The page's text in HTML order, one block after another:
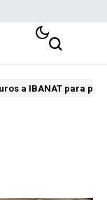
a IBANAT para